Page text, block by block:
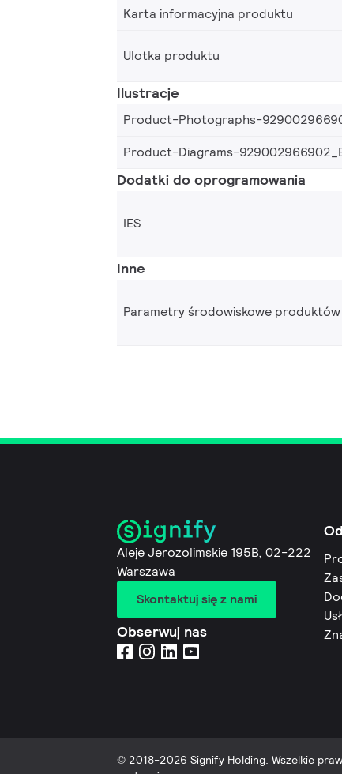
Karta informacyjna produktu
Ulotka produktu
Ilustracje
Product-Photographs-
Product-Diagrams-
Dodatki do oprogramowania
IES
Inne
Parametry środowiskowe produktów
Aleje Jerozolimskie 195B, 02-222
Warszawa
Skontaktuj się z nami
Obserwuj nas
© 2018-2026 Signify Holding. Wszelkie